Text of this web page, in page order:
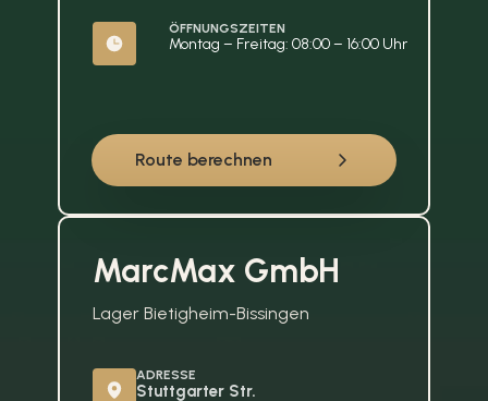
Route berechnen
ÖFFNUNGSZEITEN
Montag – Freitag: 08:00 – 16:00 Uhr
MarcMax GmbH
Lager Bietigheim-Bissingen
ADRESSE
Stuttgarter Str.